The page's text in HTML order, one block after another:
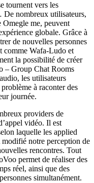
tournent vers les
nombreux utilisateurs,
Omegle me, peuvent
globale. Grâce à
de nouvelles personnes
comme Wafa-Ludo et
la possibilité de créer
– Group Chat Rooms
les utilisateurs
à raconter des
journée.
providers de
vidéo. Il est
laquelle les applied
modifié notre perception de
rencontres. Tout
permet de réaliser des
réel, ainsi que des
simultanément.